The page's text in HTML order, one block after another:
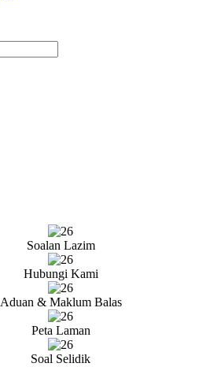
Soalan Lazim
Hubungi Kami
Aduan & Maklum Balas
Peta Laman
Soal Selidik